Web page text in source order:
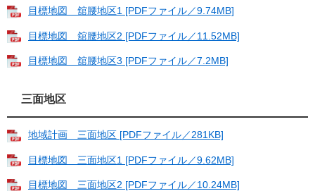
目標地図 舘腰地区1 [PDFファイル／9.74MB]
目標地図 舘腰地区2 [PDFファイル／11.52MB]
目標地図 舘腰地区3 [PDFファイル／7.2MB]
三面地区
地域計画 三面地区 [PDFファイル／281KB]
目標地図 三面地区1 [PDFファイル／9.62MB]
目標地図 三面地区2 [PDFファイル／10.24MB]